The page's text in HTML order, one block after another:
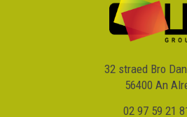
(Deiziataer Brezhoweb)
Petra 'zo nevez e
Petra 'zo nevez e
32 straed Bro
56400 An
02 97 59 21